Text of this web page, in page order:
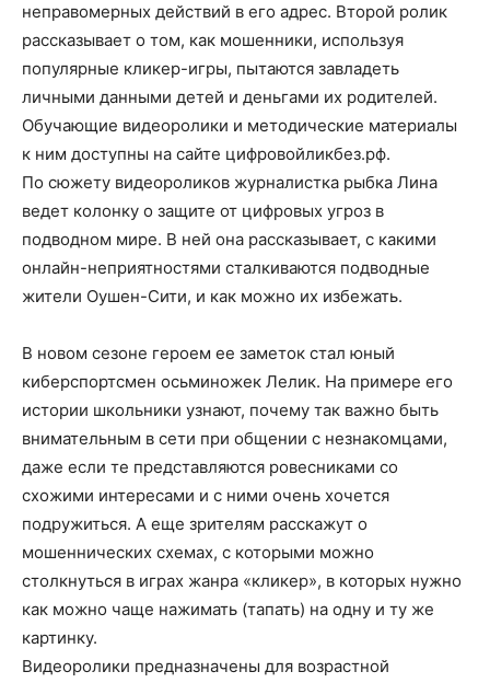
неправомерных действий в его адрес. Второй ролик
рассказывает о том, как мошенники, используя
популярные кликер-игры, пытаются завладеть
личными данными детей и деньгами их родителей.
Обучающие видеоролики и методические материалы
к ним доступны на сайте цифровойликбез.рф.
По сюжету видеороликов журналистка рыбка Лина
ведет колонку о защите от цифровых угроз в
подводном мире. В ней она рассказывает, с какими
онлайн-неприятностями сталкиваются подводные
жители Оушен-Сити, и как можно их избежать.
В новом сезоне героем ее заметок стал юный
киберспортсмен осьминожек Лелик. На примере его
истории школьники узнают, почему так важно быть
внимательным в сети при общении с незнакомцами,
даже если те представляются ровесниками со
схожими интересами и с ними очень хочется
подружиться. А еще зрителям расскажут о
мошеннических схемах, с которыми можно
столкнуться в играх жанра «кликер», в которых нужно
как можно чаще нажимать (тапать) на одну и ту же
картинку.
Видеоролики предназначены для возрастной